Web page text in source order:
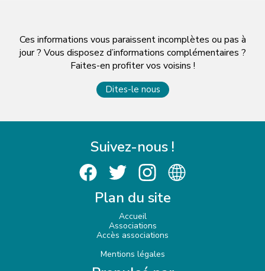
Ces informations vous paraissent incomplètes ou pas à
jour ? Vous disposez d’informations complémentaires ?
Faites-en profiter vos voisins !
Dites-le nous
Suivez-nous !
Plan du site
Accueil
Associations
Accès associations
Mentions légales